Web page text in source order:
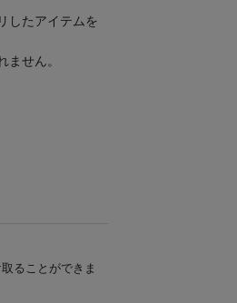
したアイテムを
ません。
ることができま